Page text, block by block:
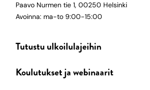
Paavo Nurmen tie 1, 00250 Helsinki
Avoinna: ma-to 9:00-15:00
Tutustu ulkoilulajeihin
Koulutukset ja webinaarit